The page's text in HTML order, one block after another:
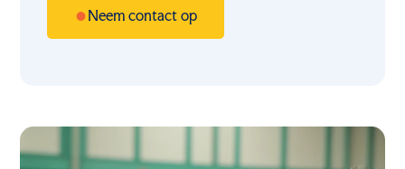
Neem contact op